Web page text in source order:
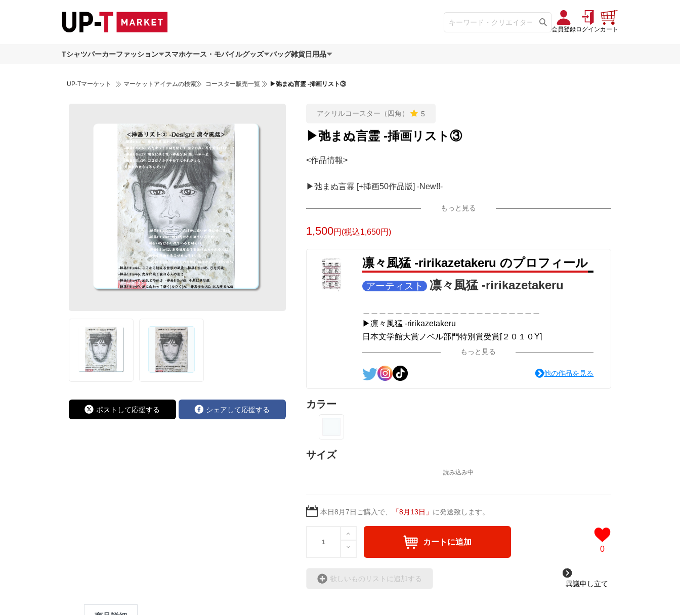
会員登録ログインカート
Tシャツパーカーファッション スマホケース・モバイルグッズ バッグ雑貨日用品
UP-Tマーケット マーケットアイテムの検索 コースター販売一覧 ▶︎弛まぬ言霊 -挿画リスト③
ポストして応援する シェアして応援する
アクリルコースター（四角） 5
▶︎弛まぬ言霊 -挿画リスト③
<作品情報>
▶︎弛まぬ言霊 [+挿画50作品版] -New!!-
＜著者 : 作詞 : 挿画作成＞ 凛々風 猛 -リリカゼタケル
ASIN: B0DVMNTT7B #Amazon
https://amzn.asia/d/3czgKs8
▶︎刺すように 燃えるような眼差しは[通常版:小説のみ]
amzn.asia/d/7GbUq3Z
amzn.asia/d/d7stkOV
①オリジナルアイテム通販 #SUZURI
②オリジナルTシャツ類通販 #UP-T
もっと見る
1,500円(税込1,650円)
凛々風猛 -ririkazetakeru のプロフィール
アーティスト 凛々風猛 -ririkazetakeru
▶︎凛々風猛 -ririkazetakeru
日本文学館大賞ノベル部門特別賞受賞[２０１０Y]
＿＿＿＿＿＿＿＿＿＿＿＿＿＿＿＿＿＿＿＿＿＿
英語版: https://amzn.asia/d/1nwVIb6
＜小説+作詞20曲+挿画50作品>
日本語版: https://amzn.asia/d/3czgKs8
英語版: https://amzn.asia/d/bpIME7s
もっと見る
他の作品を見る
カラー
サイズ
本日8月7日 ご購入で、 「8月13日 」 に発送致します。
カートに追加
0
欲しいものリストに追加する
異議申し立て